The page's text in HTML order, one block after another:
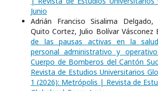
Junio
Adrián Franciso Sisalima Delgado,
Quito Cortez, Julio Bolívar Vásconez
de las pausas activas en la
personal administrativo y
Cuerpo de Bomberos del Cantón
Revista de Estudios Universitarios
1 (2026): Metrópolis | Revista de